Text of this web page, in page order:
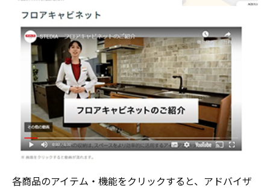
各商品のアイテム・機能をクリックすると、アドバイザ